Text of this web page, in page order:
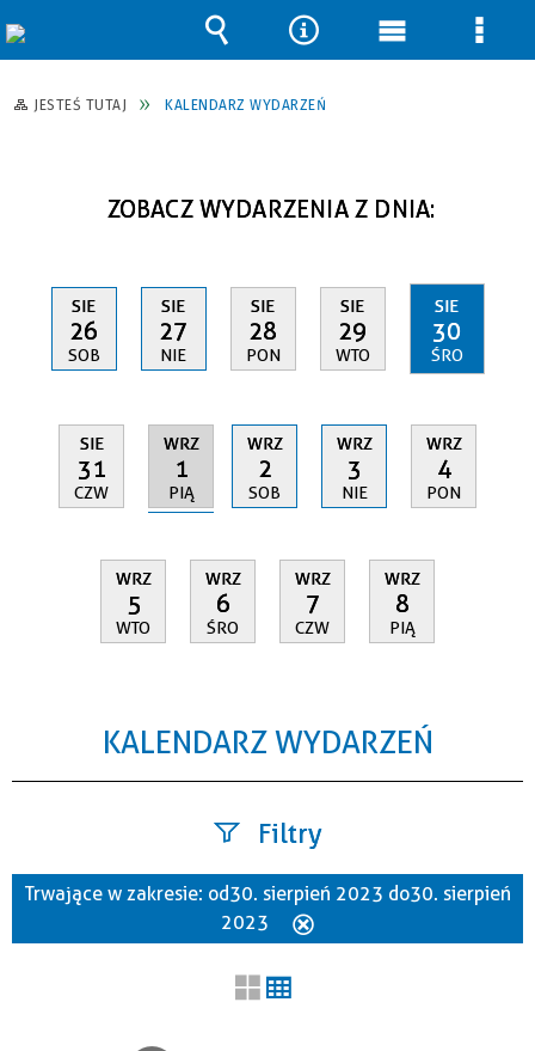
JESTEŚ TUTAJ KALENDARZ WYDARZEŃ
ZOBACZ WYDARZENIA Z DNIA:
SIE
26
SOB
SIE
27
NIE
SIE
28
PON
SIE
29
WTO
SIE
30
ŚRO
SIE
31
CZW
WRZ
1
PIĄ
WRZ
2
SOB
WRZ
3
NIE
WRZ
4
PON
WRZ
5
WTO
WRZ
6
ŚRO
WRZ
7
CZW
WRZ
8
PIĄ
KALENDARZ WYDARZEŃ
Filtry
Szukana fraza
Trwające w zakresie: od 30. sierpień 2023 do 30. sierpień
2023
Wyszukiwarka
Narzędzia
Menu Menu